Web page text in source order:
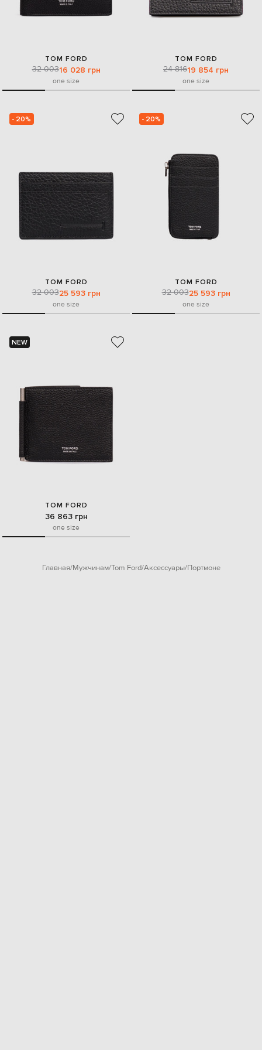
TOM FORD
32 00316 028 грн
one size
TOM FORD
24 81619 854 грн
one size
- 20%
TOM FORD
32 00325 593 грн
one size
- 20%
TOM FORD
32 00325 593 грн
one size
NEW
TOM FORD
36 863 грн
one size
Главная Мужчинам Tom Ford Аксессуары Портмоне